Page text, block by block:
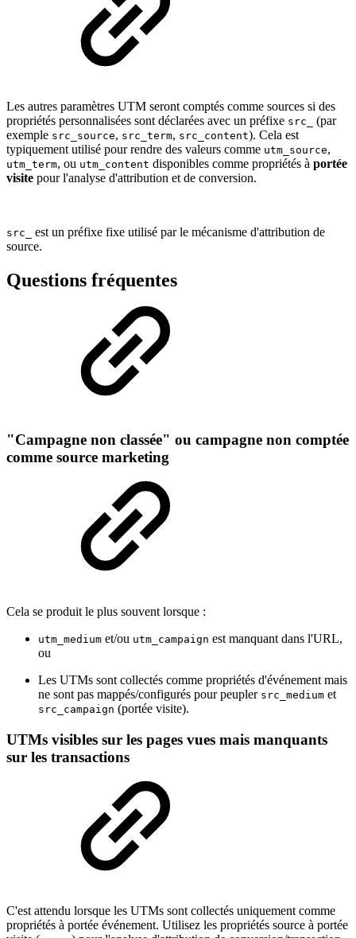
Les autres paramètres UTM seront comptés comme sources si des
propriétés personnalisées sont déclarées avec un préfixe src_
(par
exemple src_source, src_term, src_content). Cela est
typiquement utilisé pour rendre des valeurs comme utm_source,
utm_term, ou utm_content disponibles comme propriétés à portée
visite pour l'analyse d'attribution et de conversion.
src_
est un préfixe fixe utilisé par le mécanisme d'attribution de
source.
Questions fréquentes
"Campagne non classée" ou campagne non comptée
comme source marketing
Cela se produit le plus souvent lorsque :
utm_medium et/ou utm_campaign est manquant dans l'URL,
ou
Les UTMs sont collectés comme propriétés d'événement mais
ne sont pas mappés/configurés pour peupler src_medium et
src_campaign (portée visite).
UTMs visibles sur les pages vues mais manquants
sur les transactions
C'est attendu lorsque les UTMs sont collectés uniquement comme
propriétés à portée événement. Utilisez les propriétés source à portée